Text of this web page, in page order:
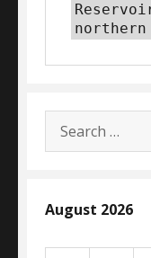
northern
Search
for:
August 2026